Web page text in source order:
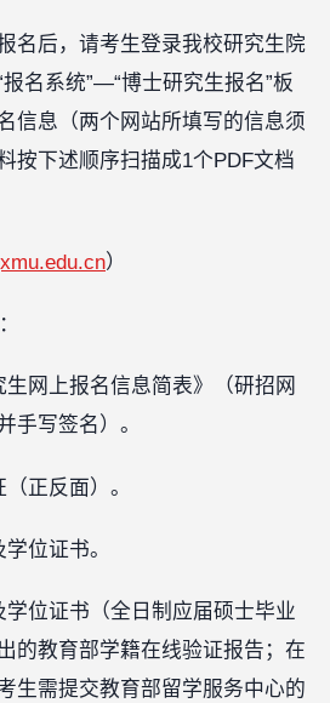
名后，请考生登录我校研究生院
名系统”—“博士研究生报名”板
信息（两个网站所填写的信息须
按下述顺序扫描成1个PDF文档
）
生网上报名信息简表》（研招网
手写签名）。
正反面）。
位证书。
学位证书（全日制应届硕士毕业
的教育部学籍在线验证报告；在
生需提交教育部留学服务中心的